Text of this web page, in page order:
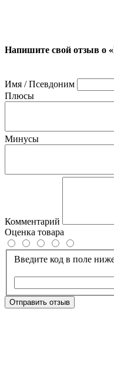
Напишите свой отзыв о
Имя / Псевдоним
Плюсы
Минусы
Комментарий
Оценка товара
Введите код в поле
Отправить отзыв